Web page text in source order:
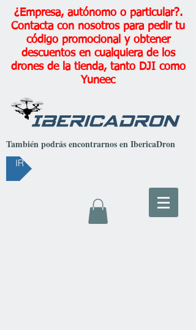
¿Empresa, autónomo o particular?.
Contacta con nosotros para pedir tu
código promocional y obtener
descuentos en cualquiera de los
drones de la tienda, tanto DJI como
Yuneec
También podrás encontrarnos en IbericaDron
IR